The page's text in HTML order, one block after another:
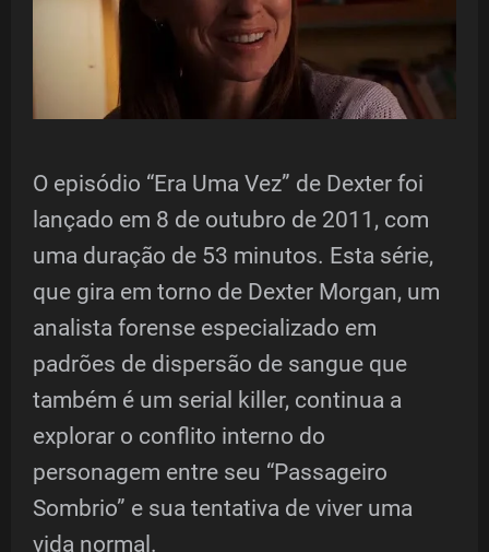
O episódio “Era Uma Vez” de Dexter foi
lançado em 8 de outubro de 2011, com
uma duração de 53 minutos. Esta série,
que gira em torno de Dexter Morgan, um
analista forense especializado em
padrões de dispersão de sangue que
também é um serial killer, continua a
explorar o conflito interno do
personagem entre seu “Passageiro
Sombrio” e sua tentativa de viver uma
vida normal.